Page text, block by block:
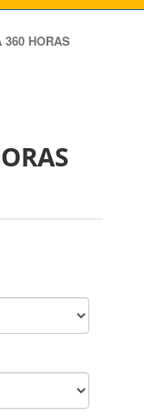
360 HORAS